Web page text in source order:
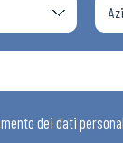
dei dati